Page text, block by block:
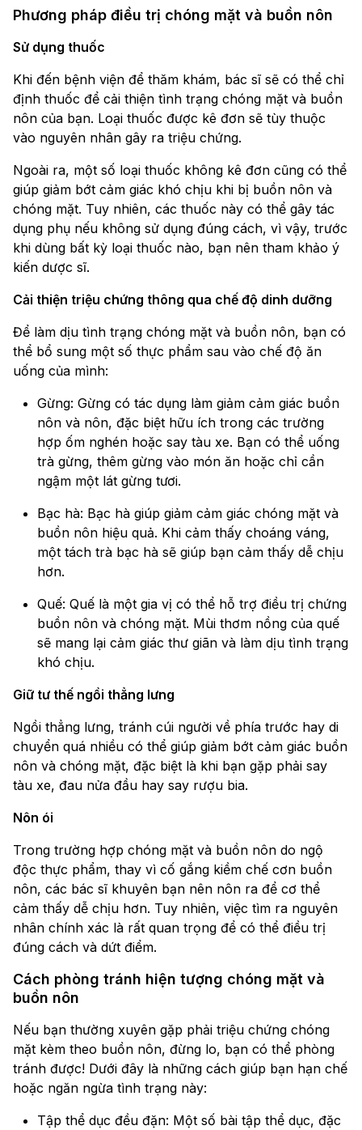
Phương pháp điều trị chóng mặt và buồn nôn
Sử dụng thuốc
Khi đến bệnh viện để thăm khám, bác sĩ sẽ có thể chỉ
định thuốc để cải thiện tình trạng chóng mặt và buồn
nôn của bạn. Loại thuốc được kê đơn sẽ tùy thuộc
vào nguyên nhân gây ra triệu chứng.
Ngoài ra, một số loại thuốc không kê đơn cũng có thể
giúp giảm bớt cảm giác khó chịu khi bị buồn nôn và
chóng mặt. Tuy nhiên, các thuốc này có thể gây tác
dụng phụ nếu không sử dụng đúng cách, vì vậy, trước
khi dùng bất kỳ loại thuốc nào, bạn nên tham khảo ý
kiến dược sĩ.
Cải thiện triệu chứng thông qua chế độ dinh dưỡng
Để làm dịu tình trạng chóng mặt và buồn nôn, bạn có
thể bổ sung một số thực phẩm sau vào chế độ ăn
uống của mình:
Gừng: Gừng có tác dụng làm giảm cảm giác buồn
nôn và nôn, đặc biệt hữu ích trong các trường
hợp ốm nghén hoặc say tàu xe. Bạn có thể uống
trà gừng, thêm gừng vào món ăn hoặc chỉ cần
ngậm một lát gừng tươi.
Bạc hà: Bạc hà giúp giảm cảm giác chóng mặt và
buồn nôn hiệu quả. Khi cảm thấy choáng váng,
một tách trà bạc hà sẽ giúp bạn cảm thấy dễ chịu
hơn.
Quế: Quế là một gia vị có thể hỗ trợ điều trị chứng
buồn nôn và chóng mặt. Mùi thơm nồng của quế
sẽ mang lại cảm giác thư giãn và làm dịu tình trạng
khó chịu.
Giữ tư thế ngồi thẳng lưng
Ngồi thẳng lưng, tránh cúi người về phía trước hay di
chuyển quá nhiều có thể giúp giảm bớt cảm giác buồn
nôn và chóng mặt, đặc biệt là khi bạn gặp phải say
tàu xe, đau nửa đầu hay say rượu bia.
Nôn ói
Trong trường hợp chóng mặt và buồn nôn do ngộ
độc thực phẩm, thay vì cố gắng kiềm chế cơn buồn
nôn, các bác sĩ khuyên bạn nên nôn ra để cơ thể
cảm thấy dễ chịu hơn. Tuy nhiên, việc tìm ra nguyên
nhân chính xác là rất quan trọng để có thể điều trị
đúng cách và dứt điểm.
Cách phòng tránh hiện tượng chóng mặt và
buồn nôn
Nếu bạn thường xuyên gặp phải triệu chứng chóng
mặt kèm theo buồn nôn, đừng lo, bạn có thể phòng
tránh được! Dưới đây là những cách giúp bạn hạn chế
hoặc ngăn ngừa tình trạng này:
Tập thể dục đều đặn: Một số bài tập thể dục, đặc